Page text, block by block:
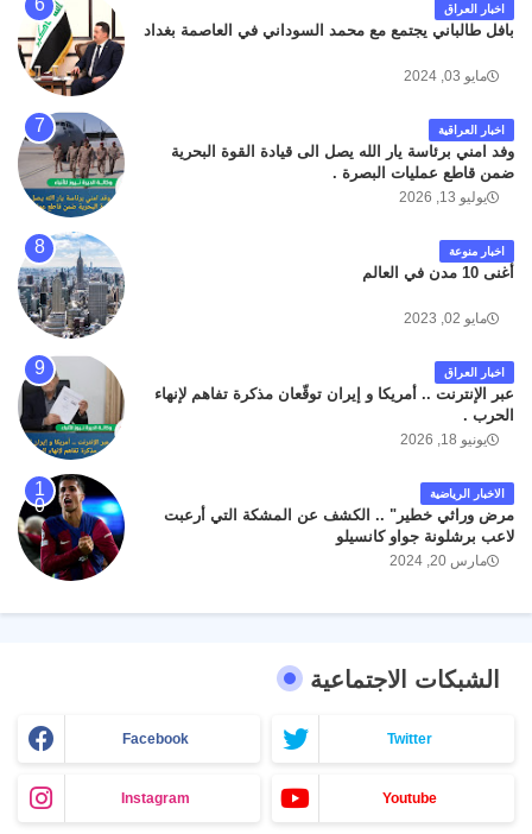
اخبار العراق
بافل طالباني يجتمع مع محمد السوداني في العاصمة بغداد
مايو 03, 2024
اخبار العراقية
وفد امني برئاسة يار الله يصل الى قيادة القوة البحرية
ضمن قاطع عمليات البصرة .
يوليو 13, 2026
اخبار منوعة
أغنى 10 مدن في العالم
مايو 02, 2023
اخبار العراق
عبر الإنترنت .. أمريكا و إيران توقّعان مذكرة تفاهم لإنهاء
الحرب .
يونيو 18, 2026
الاخبار الرياضية
مرض وراثي خطير" .. الكشف عن المشكة التي أرعبت
لاعب برشلونة جواو كانسيلو
مارس 20, 2024
الشبكات الاجتماعية
Facebook Twitter
Instagram Youtube